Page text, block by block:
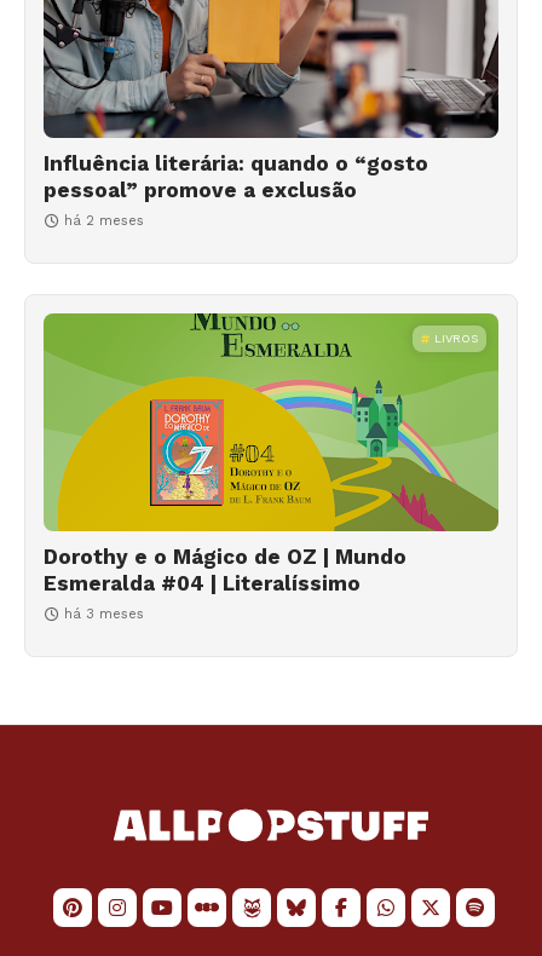
Influência literária: quando o “gosto
pessoal” promove a exclusão
há 2 meses
LIVROS
Dorothy e o Mágico de OZ | Mundo
Esmeralda #04 | Literalíssimo
há 3 meses